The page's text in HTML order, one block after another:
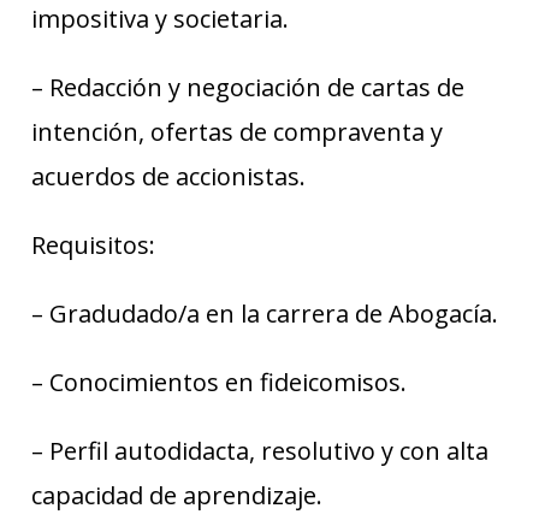
impositiva y societaria.
– Redacción y negociación de cartas de
intención, ofertas de compraventa y
acuerdos de accionistas.
Requisitos:
– Gradudado/a en la carrera de Abogacía.
– Conocimientos en fideicomisos.
– Perfil autodidacta, resolutivo y con alta
capacidad de aprendizaje.